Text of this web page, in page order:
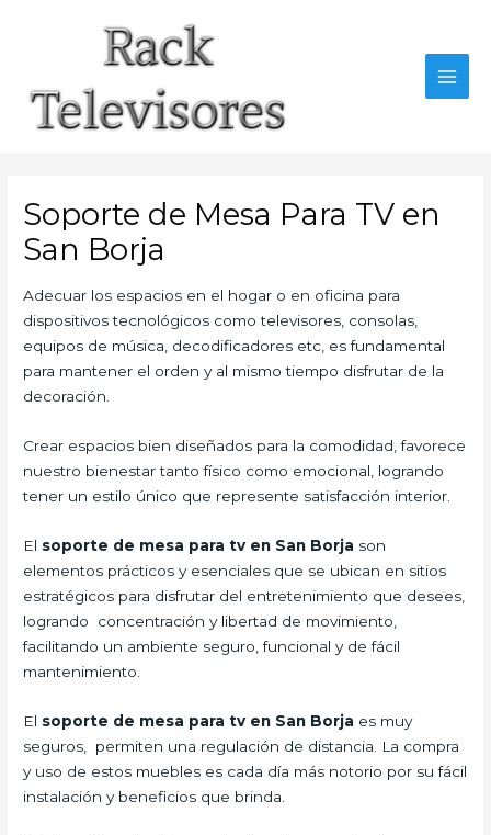
Soporte de Mesa Para TV en
San Borja
Adecuar los espacios en el hogar o en oficina para
dispositivos tecnológicos como televisores, consolas,
equipos de música, decodificadores etc, es fundamental
para mantener el orden y al mismo tiempo disfrutar de la
decoración.
Crear espacios bien diseñados para la comodidad, favorece
nuestro bienestar tanto físico como emocional, logrando
tener un estilo único que represente satisfacción interior.
El soporte de mesa para tv en San Borja son
elementos prácticos y esenciales que se ubican en sitios
estratégicos para disfrutar del entretenimiento que desees,
logrando concentración y libertad de movimiento,
facilitando un ambiente seguro, funcional y de fácil
mantenimiento.
El soporte de mesa para tv en San Borja es muy
seguros, permiten una regulación de distancia. La compra
y uso de estos muebles es cada día más notorio por su fácil
instalación y beneficios que brinda.